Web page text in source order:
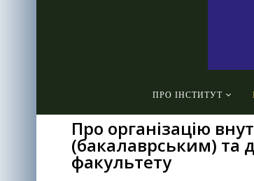
ПРО ІНСТИТУТ
Про організацію
(бакалаврським) та
факультету